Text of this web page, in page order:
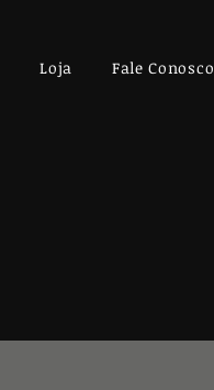
Loja Fale Conosco